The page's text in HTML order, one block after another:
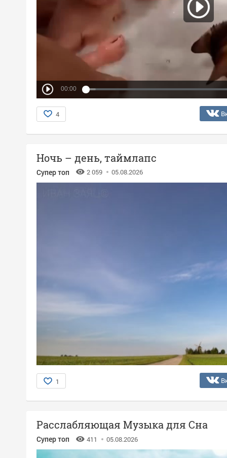
00:00
4
Ночь – день, таймлапс
Супер топ 2 059 05.08.2026
1
Расслабляющая Музыка для Сна
Супер топ 411 05.08.2026